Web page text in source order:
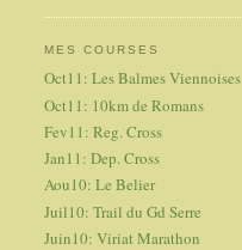
MES COURSES
Oct11: Les Balmes Viennoises
Oct11: 10km de Romans
Fev11: Reg. Cross
Jan11: Dep. Cross
Aou10: Le Belier
Juil10: Trail du Gd Serre
Juin10: Viriat Marathon